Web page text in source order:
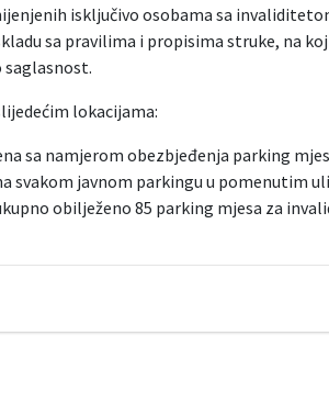
isključivo osobama sa
sa pravilima i propisima struke, na
saglasnost.
lokacijama:
sa namjerom obezbjeđenja parking
svakom javnom parkingu u pomenutim
obilježeno 85 parking mjesa za